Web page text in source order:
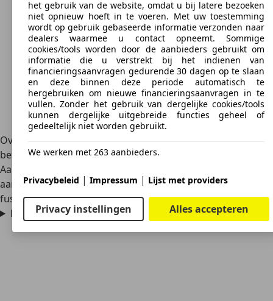
Over het algemeen is de Mitsubishi Galant een
betrouwbare auto, mits de auto goed onderhoud krijgt.
Aandachtspunten zijn eventuele lekkages van vloeistoffen,
aangetaste remleidingen en slijtage van de stuur- of
fuseekogel.
Hoe duur is een Mitsubishi Galant?
het gebruik van de website, omdat u bij latere bezoeken
niet opnieuw hoeft in te voeren. Met uw toestemming
wordt op gebruik gebaseerde informatie verzonden naar
dealers waarmee u contact opneemt. Sommige
cookies/tools worden door de aanbieders gebruikt om
informatie die u verstrekt bij het indienen van
financieringsaanvragen gedurende 30 dagen op te slaan
en deze binnen deze periode automatisch te
hergebruiken om nieuwe financieringsaanvragen in te
vullen. Zonder het gebruik van dergelijke cookies/tools
kunnen dergelijke uitgebreide functies geheel of
gedeeltelijk niet worden gebruikt.
We werken met 263 aanbieders.
Privacybeleid | Impressum | Lijst met providers
Privacy instellingen Alles accepteren